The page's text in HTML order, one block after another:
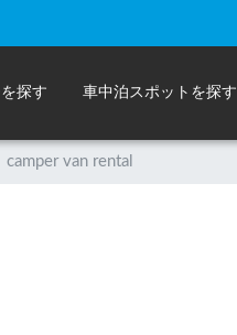
探す 車中泊スポットを探す
camper van rental